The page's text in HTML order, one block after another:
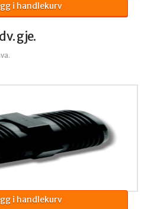
gje.
i handlekurv
i handlekurv